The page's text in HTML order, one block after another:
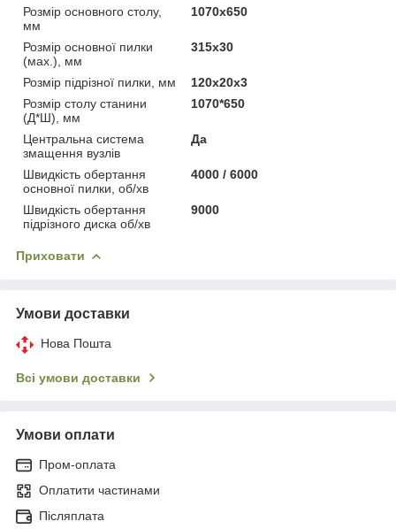
Розмір основного столу,
мм
1070x650
Розмір основної пилки
(мах.), мм
315x30
Розмір підрізної пилки, мм
120х20х3
Розмір столу станини
(Д*Ш), мм
1070*650
Центральна система
змащення вузлів
Да
Швидкість обертання
основної пилки, об/хв
4000 / 6000
Швидкість обертання
підрізного диска об/хв
9000
Приховати
Умови доставки
Нова Пошта
Всі умови доставки
Умови оплати
Пром-оплата
Оплатити частинами
Післяплата